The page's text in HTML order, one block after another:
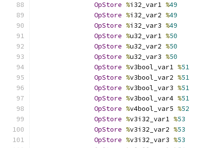
OpStore %i32_var1 %49
OpStore %i32_var2 %49
OpStore %i32_var3 %49
OpStore %u32_var1 %50
OpStore %u32_var2 %50
OpStore %u32_var3 %50
OpStore %v3bool_var1 %51
OpStore %v3bool_var2 %51
OpStore %v3bool_var3 %51
OpStore %v3bool_var4 %51
OpStore %v4bool_var5 %52
OpStore %v3i32_var1 %53
OpStore %v3i32_var2 %53
OpStore %v3i32_var3 %53